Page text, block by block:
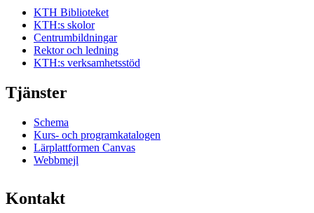
KTH Biblioteket
KTH:s skolor
Centrumbildningar
Rektor och ledning
KTH:s verksamhetsstöd
Tjänster
Schema
Kurs- och programkatalogen
Lärplattformen Canvas
Webbmejl
Kontakt